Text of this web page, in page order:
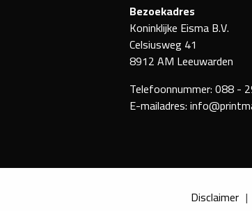
Bezoekadres
Koninklijke Eisma B.V.
Celsiusweg 41
8912 AM Leeuwarden
Telefoonnummer:088 -
E-mailadres:
Disclaimer